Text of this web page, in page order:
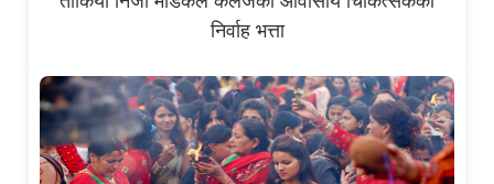
निर्वाह भत्ता